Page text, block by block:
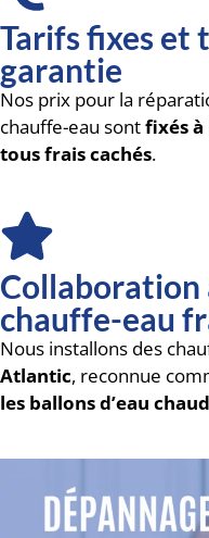
Tarifs fixes et
garantie
Nos prix pour la
chauffe-eau sontfixés à
tous frais cachés.
Collaboration
chauffe-eau
Nous installons des
Atlantic, reconnue
les ballons d’eau